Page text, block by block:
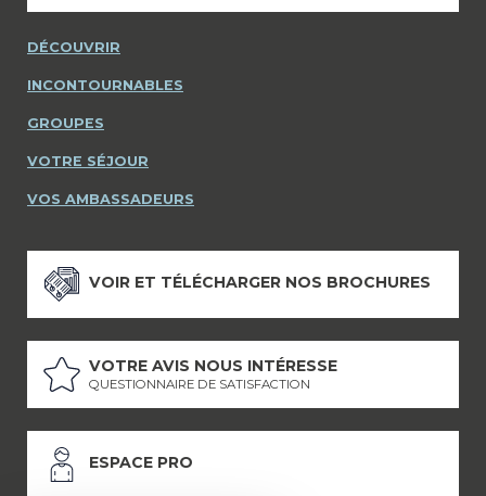
DÉCOUVRIR
INCONTOURNABLES
GROUPES
VOTRE SÉJOUR
VOS AMBASSADEURS
VOIR ET TÉLÉCHARGER NOS BROCHURES
VOTRE AVIS NOUS INTÉRESSE
QUESTIONNAIRE DE SATISFACTION
ESPACE PRO